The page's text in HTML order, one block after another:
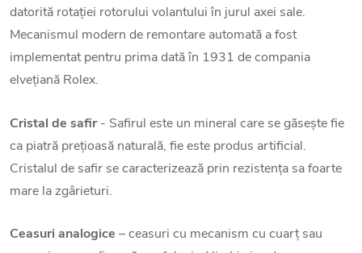
datorită rotației rotorului volantului în jurul axei sale.
Mecanismul modern de remontare automată a fost
implementat pentru prima dată în 1931 de compania
elvețiană Rolex.
Cristal de safir - Safirul este un mineral care se găsește fie
ca piatră prețioasă naturală, fie este produs artificial.
Cristalul de safir se caracterizează prin rezistența sa foarte
mare la zgârieturi.
Ceasuri analogice – ceasuri cu mecanism cu cuarț sau